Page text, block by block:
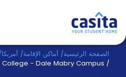
الرئيسية عربي USD الصفحة الرئيسية/ أماكن الإقامة/ أمريكا
/
- Dale Mabry Campus